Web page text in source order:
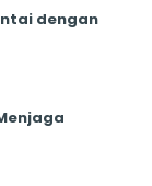
dengan